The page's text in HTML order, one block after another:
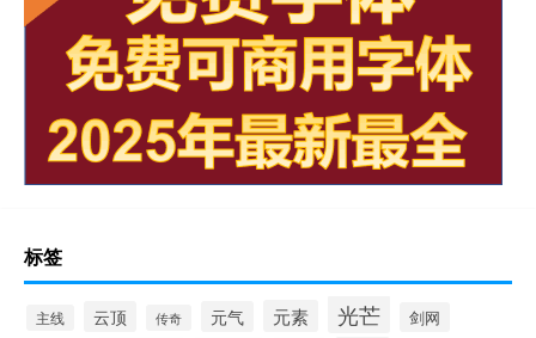
标签
主线 云顶 传奇 元气 元素 光芒 剑网